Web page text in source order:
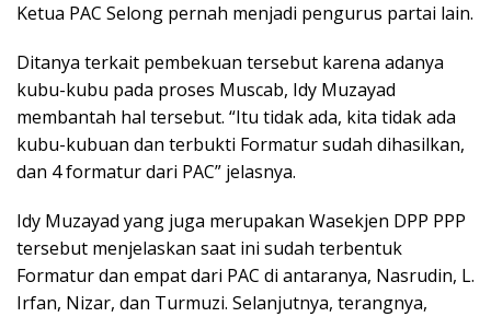
Ketua PAC Selong pernah menjadi pengurus partai lain.
Ditanya terkait pembekuan tersebut karena adanya
kubu-kubu pada proses Muscab, Idy Muzayad
membantah hal tersebut. “Itu tidak ada, kita tidak ada
kubu-kubuan dan terbukti Formatur sudah dihasilkan,
dan 4 formatur dari PAC” jelasnya.
Idy Muzayad yang juga merupakan Wasekjen DPP PPP
tersebut menjelaskan saat ini sudah terbentuk
Formatur dan empat dari PAC di antaranya, Nasrudin, L.
Irfan, Nizar, dan Turmuzi. Selanjutnya, terangnya,